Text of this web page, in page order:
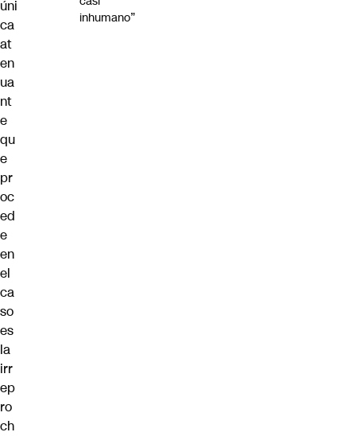
úni
ca
at
en
ua
nt
e
qu
e
pr
oc
ed
e
en
el
ca
so
es
la
irr
ep
ro
ch
inhumano”